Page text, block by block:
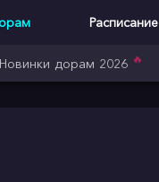
Расписание
Новинки дорам 2026 🔥